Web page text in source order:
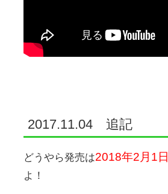
2017.11.04 追記
どうやら発売は2018年2月1日
よ！